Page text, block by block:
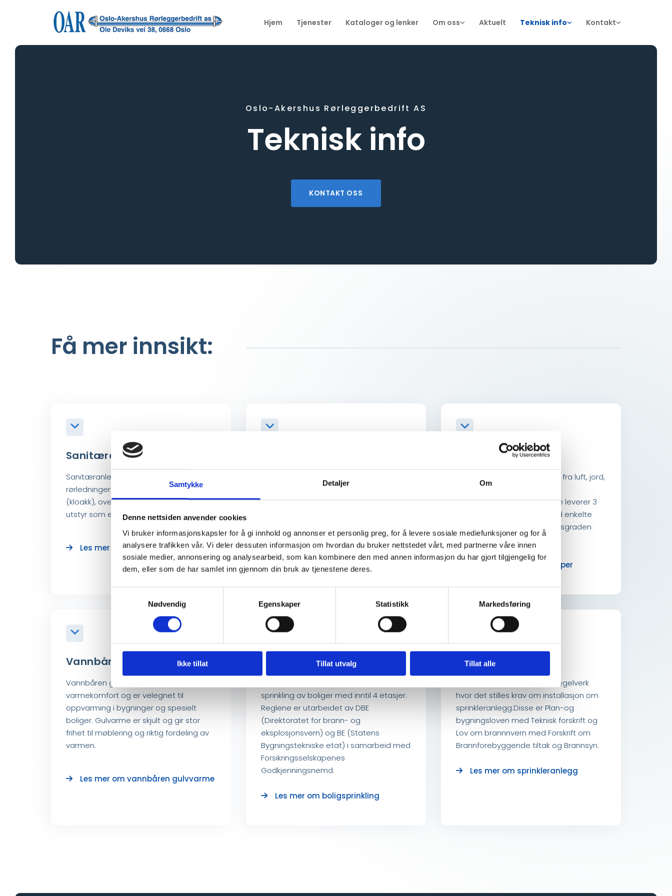
Samtykke Detaljer Om
Denne nettsiden anvender cookies
Vi bruker informasjonskapsler for å gi innhold og annonser et personlig preg, for å levere sosiale mediefunksjoner og for å
analysere trafikken vår. Vi deler dessuten informasjon om hvordan du bruker nettstedet vårt, med partnerne våre innen
sosiale medier, annonsering og analysearbeid, som kan kombinere den med annen informasjon du har gjort tilgjengelig for
dem, eller som de har samlet inn gjennom din bruk av tjenestene deres.
Nødvendig
Egenskaper Statistikk Markedsføring
Ikke tillat Tillat utvalg Tillat alle
Hjem Tjenester Kataloger og lenker Om oss Aktuelt Teknisk info Kontakt
Oslo-Akershus Rørleggerbedrift AS
Teknisk info
KONTAKT OSS
Få mer innsikt:
Sanitæranlegg
Sanitæranlegg omfatter alle
rørledninger for forbruksvann, spillvann
(kloakk), overvann, drensvann, samt
utstyr som er koblet til disse ledningene.
Les mer om sanitæranlegg
oppvarminssystemer som gjør
anleggene miljøvennlig og med stor
Les mer om varmesentraler
Varmepumper
Varmepumpe henter varme fra luft, jord,
fjell, grunnvann eller sjø. En
elektriskdrevet varmepumpe leverer 3
kwh ved bruk av 1 kwh og ved enkelte
gunstige forhold kan virkningsgraden
forbedres ytterligere.
Les mer om varmepumper
Vannbåren gulvvarme
Vannbåren gulvvarme gir god
varmekomfort og er velegnet til
oppvarming i bygninger og spesielt
boliger. Gulvarme er skjult og gir stor
frihet til møblering og riktig fordeling av
varmen.
Les mer om vannbåren gulvvarme
Boligsprinkling
sprinkling av boliger med inntil 4 etasjer.
Reglene er utarbeidet av DBE
(Direktoratet for brann- og
eksplosjonsvern) og BE (Statens
Bygningstekniske etat) i samarbeid med
Forsikringsselskapenes
Godkjenningsnemd.
Les mer om boligsprinkling
Sprinkleranlegg
Det finnes to sett offentlig regelverk
hvor det stilles krav om installasjon om
sprinkleranlegg.Disse er Plan-og
bygningsloven med Teknisk forskrift og
Lov om brannnvern med Forskrift om
Brannforebyggende tiltak og Brannsyn.
Les mer om sprinkleranlegg